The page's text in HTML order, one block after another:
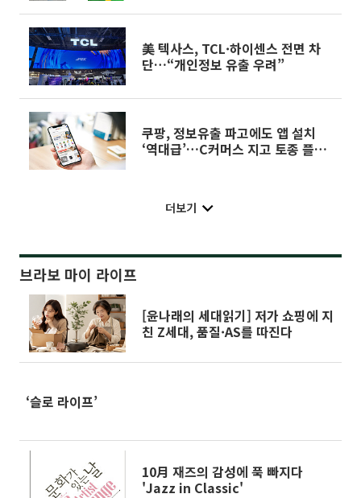
美 텍사스, TCL·하이센스 전면 차
단…“개인정보 유출 우려”
쿠팡, 정보유출 파고에도 앱 설치
‘역대급’…C커머스 지고 토종 플랫
더보기
브라보 마이 라이프
[윤나래의 세대읽기] 저가 쇼핑에 지
친 Z세대, 품질·AS를 따진다
‘슬로 라이프’
10月 재즈의 감성에 푹 빠지다
'Jazz in Classic'